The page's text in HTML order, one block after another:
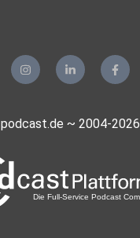
podcast.de ~ 2004-2026